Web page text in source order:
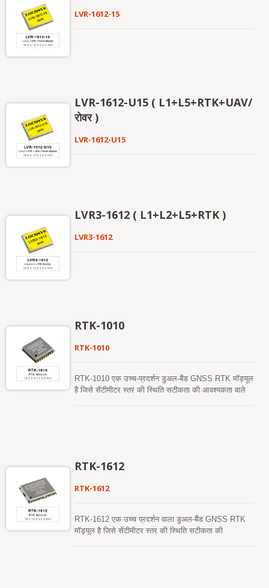
LVR-1612-15
LVR-1612-U15 ( L1+L5+RTK+UAV/
रोवर )
LVR-1612-U15
LVR3-1612 ( L1+L2+L5+RTK )
LVR3-1612
RTK-1010
RTK-1010
RTK-1010 एक उच्च-प्रदर्शन डुअल-बैंड GNSS RTK मॉड्यूल
है जिसे सेंटीमीटर स्तर की स्थिति सटीकता की आवश्यकता वाले
विश्वसनीयता में सुधार हो सके।
RTK-1612
RTK-1612
RTK-1612 एक उच्च प्रदर्शन वाला डुअल-बैंड GNSS RTK
मॉड्यूल है जिसे सेंटीमीटर स्तर की स्थिति सटीकता की